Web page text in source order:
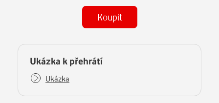
Koupit
Některé kapitoly již máte zakoupeny.
Ukázka k přehrátí
Ukázka